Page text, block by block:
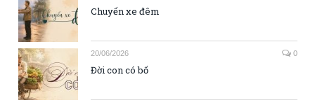
Chuyến xe đêm
20/06/2026 0
Đời con có bố